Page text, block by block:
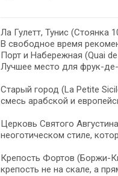
Ла Гулетт, Тунис (Стоянка
В свободное время
Порт и Набережная (Quai
Лучшее место для фрук-
Старый город (La Petite
смесь арабской и
Церковь Святого
неоготическом стиле,
Крепость Фортов (Боржи-
крепость не на скале, а